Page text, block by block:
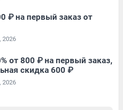
₽ на первый заказ от
2026
от 800 ₽ на первый заказ,
скидка 600 ₽
2026